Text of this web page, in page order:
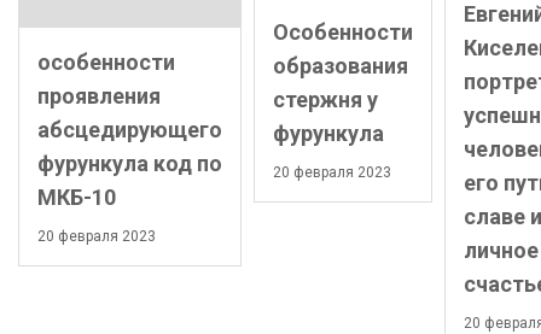
особенности
проявления
абсцедирующего
фурункула код по
МКБ-10
20 февраля 2023
Особенности
образования
стержня у
фурункула
20 февраля 2023
его
славе и
личное
20